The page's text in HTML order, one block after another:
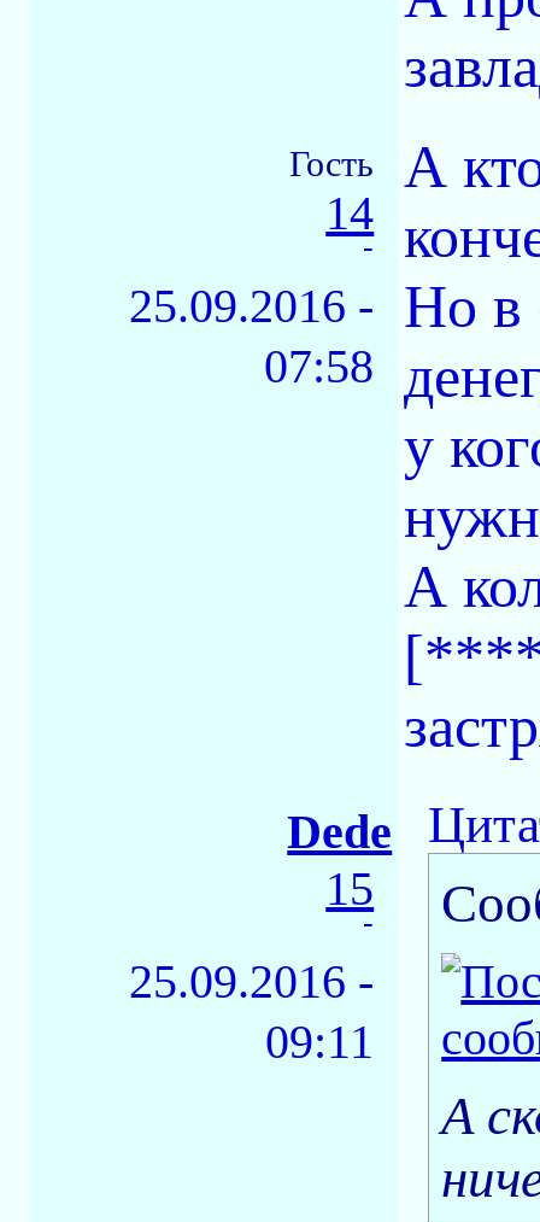
Гость
14
-
25.09.2016 -
07:58
А
Но в
у
А
Dede
15
-
25.09.2016 -
09:11
А